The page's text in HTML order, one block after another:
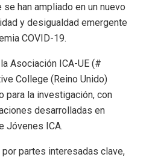
han ampliado en un nuevo
y desigualdad emergente
COVID-19.
Asociación ICA-UE (#
College (Reino Unido)
para la investigación, con
desarrolladas en
Jóvenes ICA.
partes interesadas clave,